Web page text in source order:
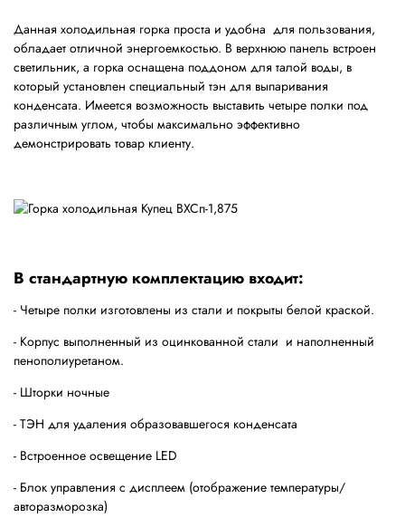
Данная холодильная горка проста и удобна для пользования,
обладает отличной энергоемкостью. В верхнюю панель встроен
светильник, а горка оснащена поддоном для талой воды, в
который установлен специальный тэн для выпаривания
конденсата. Имеется возможность выставить четыре полки под
различным углом, чтобы максимально эффективно
демонстрировать товар клиенту.
В стандартную комплектацию входит:
- Четыре полки изготовлены из стали и покрыты белой краской.
- Корпус выполненный из оцинкованной стали и наполненный
пенополиуретаном.
- Шторки ночные
- ТЭН для удаления образовавшегося конденсата
- Встроенное освещение LED
- Блок управления с дисплеем (отображение температуры/
авторазморозка)